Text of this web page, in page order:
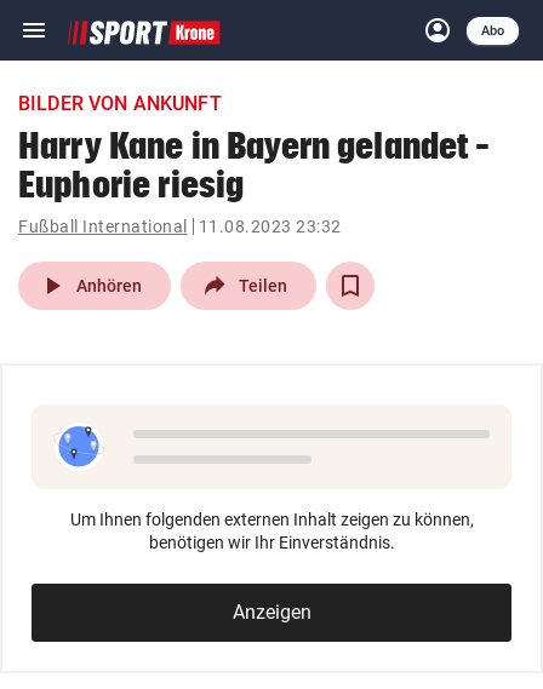
menu Navigation
ein-/ausklappen
account_circle
Anmelden
Abo
close Schließen
account_circle Anmelden
pin_drop
Wien arrow_right
search
eingeben
BILDER VON ANKUNFT
Harry Kane in Bayern gelandet –
Euphorie riesig
Fußball International 11.08.2023 23:32
play_arrow Anhören Teilen
Um Ihnen folgenden externen Inhalt zeigen zu können,
benötigen wir Ihr Einverständnis.
Anzeigen